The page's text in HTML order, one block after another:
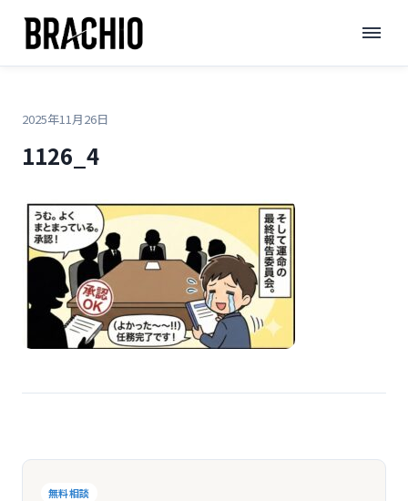
テ
TOP >> 1126_4
2025年11月26日
1126_4
無料相談